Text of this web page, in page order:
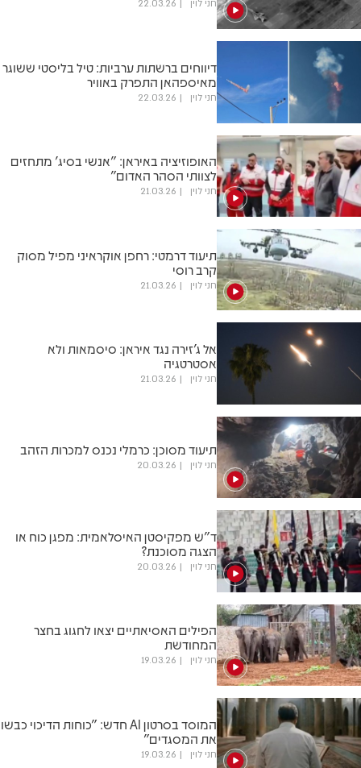
חני לוין 22.03.26
דיווחים ברשתות ערביות: טיל בליסטי ששוגר
מאיספהאן התפרק באוויר
חני לוין 22.03.26
האופוזיציה באיראן: "אנשי בסיג' מתחזים
לצוותי הסהר האדום"
חני לוין 21.03.26
תיעוד דרמטי: רחפן אוקראיני מפיל מסוק
קרב רוסי
חני לוין 21.03.26
אל ג׳זירה נגד איראן: סיסמאות ולא
אסטרטגיה
חני לוין 21.03.26
תיעוד מסוכן: כרמלי נכנס למכרות הזהב
חני לוין 20.03.26
ד"ש מפקיסטן האיסלאמית: מפגן כוח או
הצגה מסוכנת?
חני לוין 20.03.26
הפילים האסיאתיים יצאו לחגוג בחצר
המחודשת
חני לוין 19.03.26
המוסד בסרטון AI חדש: "כוחות הדיכוי כבשו
את המסגדים"
חני לוין 19.03.26